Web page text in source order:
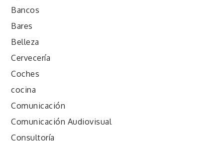
Bancos
Bares
Belleza
Cervecería
Coches
cocina
Comunicación
Comunicación Audiovisual
Consultoría